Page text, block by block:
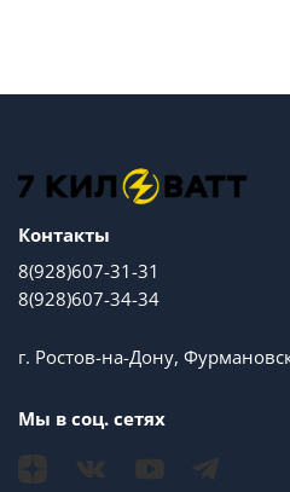
Контакты
8(928)607-31-31
8(928)607-34-34
г. Ростов-на-Дону,
Мы в соц. сетях